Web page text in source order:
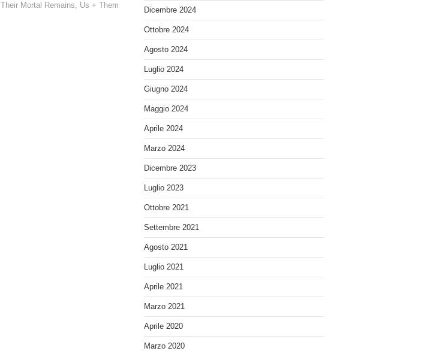
Their Mortal Remains Us + Them
Dicembre 2024
Ottobre 2024
Agosto 2024
Luglio 2024
Giugno 2024
Maggio 2024
Aprile 2024
Marzo 2024
Dicembre 2023
Luglio 2023
Ottobre 2021
Settembre 2021
Agosto 2021
Luglio 2021
Aprile 2021
Marzo 2021
Aprile 2020
Marzo 2020